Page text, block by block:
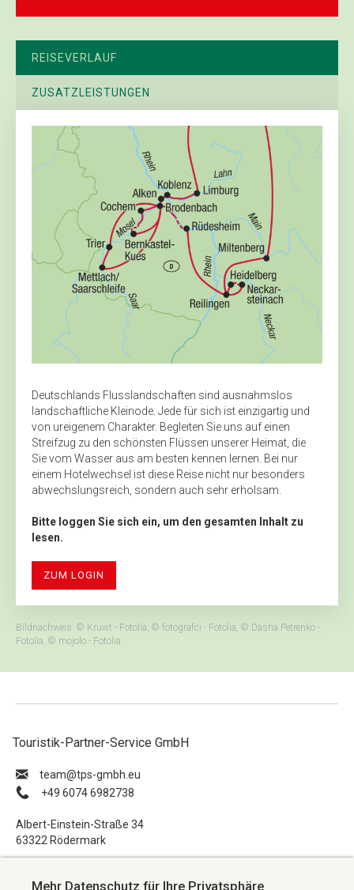
REISEVERLAUF
ZUSATZLEISTUNGEN
Deutschlands Flusslandschaften sind ausnahmslos
landschaftliche Kleinode. Jede für sich ist einzigartig und
von ureigenem Charakter. Begleiten Sie uns auf einen
Streifzug zu den schönsten Flüssen unserer Heimat, die
Sie vom Wasser aus am besten kennen lernen. Bei nur
einem Hotelwechsel ist diese Reise nicht nur besonders
abwechslungsreich, sondern auch sehr erholsam.
Bitte loggen Sie sich ein, um den gesamten Inhalt zu
lesen.
ZUM LOGIN
Bildnachweis: © Kruwt - Fotolia, © fotografci - Fotolia, © Dasha Petrenko -
Fotolia, © mojolo - Fotolia
Touristik-Partner-Service GmbH
ue.hbmg-spt@maet
+49 6074 6982738
Albert-Einstein-Straße 34
63322 Rödermark
Impressum
Mehr Datenschutz für Ihre Privatsphäre